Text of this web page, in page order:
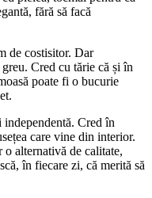
fără să facă
de costisitor. Dar
Cred cu tărie că și în
poate fi o bucurie
independentă. Cred în
care vine din interior.
o alternativă de calitate,
în fiecare zi, că merită să